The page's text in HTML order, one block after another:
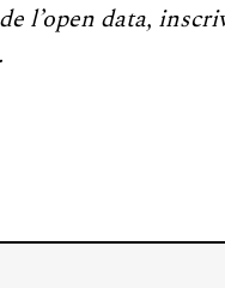
l’open data,